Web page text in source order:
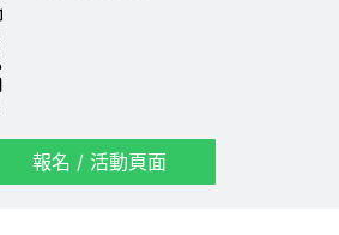
報名 / 活動頁面